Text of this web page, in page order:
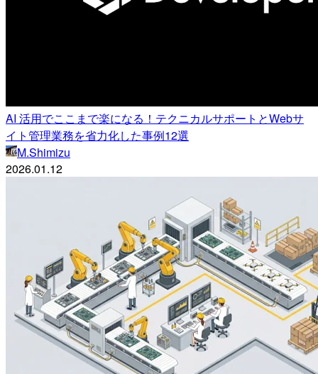
AI 活用でここまで楽になる！テクニカルサポートとWebサ
イト管理業務を省力化した事例12選
M.Shimizu
2026.01.12